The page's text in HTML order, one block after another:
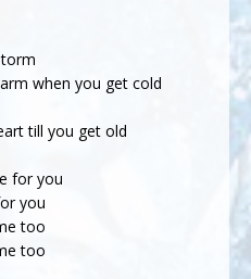
when you get cold
till you get old
for you
you
too
too